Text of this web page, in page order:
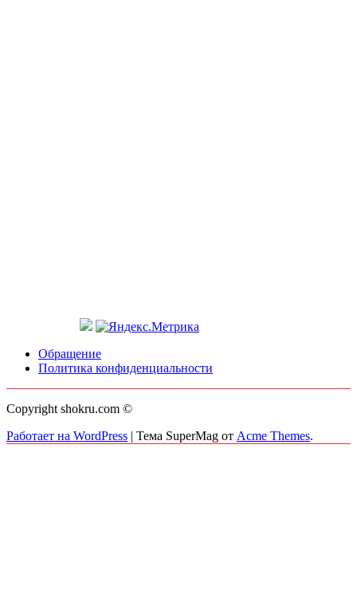
Обращение
Политика конфиденциальности
Copyright shokru.com ©
Работает на WordPress | Тема SuperMag от Acme Themes.